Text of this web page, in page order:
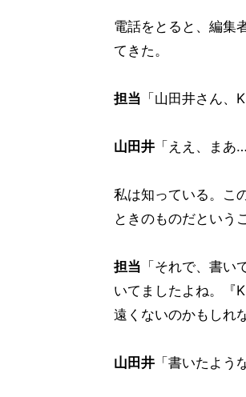
電話をとると、編集
てきた。
担当 「山田井さん
山田井 「ええ、まあ
私は知っている。こ
ときのものだという
担当 「それで、書
いてましたよね。『
遠くないのかもしれ
山田井 「書いたよう